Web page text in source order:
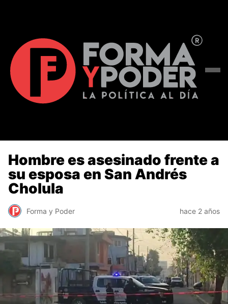
Hombre es asesinado frente a
su esposa en San Andrés
Cholula
Forma y Poder hace 2 años